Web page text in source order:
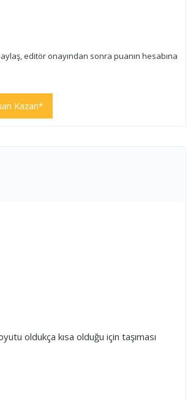
editör onayından sonra puanın hesabına
Kazan*
oldukça kısa olduğu için taşıması